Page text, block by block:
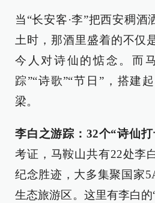
当“长安客·李”把西安稠酒
土时，那酒里盛着的不仅
今人对诗仙的惦念。而
踪”“诗歌”“节日”，搭建
梁。
李白之游踪：32个“诗仙打
考证，马鞍山共有22处李
纪念胜迹，大多集聚国家
生态旅游区。这里有李白